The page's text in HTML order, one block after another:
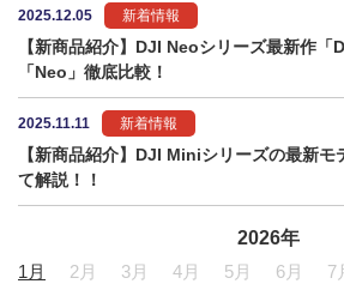
2025.12.05 新着情報
【新商品紹介】DJI Neoシリーズ最新作「
「Neo」徹底比較！
2025.11.11 新着情報
【新商品紹介】DJI Miniシリーズの最新
て解説！！
2026年
1月
2月 3月 4月 5月 6月 7